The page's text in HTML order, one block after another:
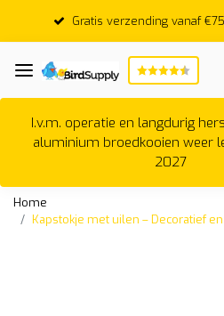
Gratis verzending vanaf
I.v.m. operatie en langdurig
aluminium broedkooien weer
2027
Home
Kapstokje met uilen – Decoratief